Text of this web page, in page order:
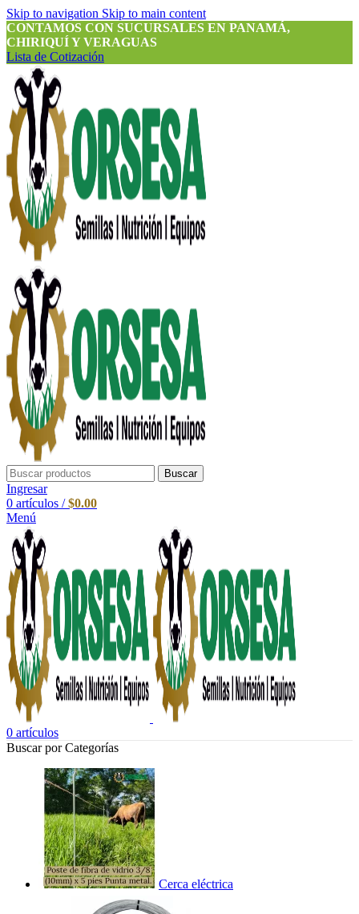
Skip to navigation Skip to main content
CONTAMOS CON SUCURSALES EN PANAMÁ,
CHIRIQUÍ Y VERAGUAS
Lista de Cotización
Buscar
Ingresar
0 artículos / $0.00
Menú
0 artículos
Buscar por Categorías
Cerca eléctrica